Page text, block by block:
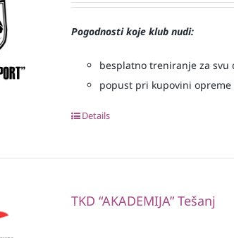
Pogodnosti koje klub nudi:
besplatno treniranje za
popust pri kupovini
Details
TKD “AKADEMIJA” Tešanj